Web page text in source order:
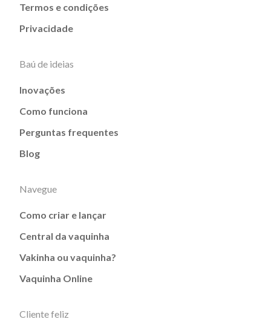
Termos e condições
Privacidade
Baú de ideias
Inovações
Como funciona
Perguntas frequentes
Blog
Navegue
Como criar e lançar
Central da vaquinha
Vakinha ou vaquinha?
Vaquinha Online
Cliente feliz